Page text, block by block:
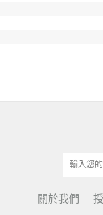
關於我們